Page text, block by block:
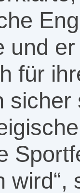
und
für
sicher
wird“,